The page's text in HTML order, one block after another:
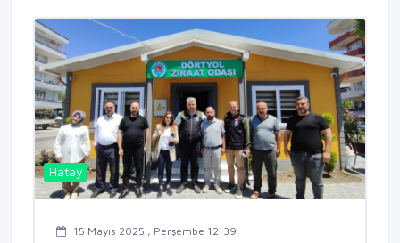
Hatay
15 Mayıs 2025 , Perşembe 12:39